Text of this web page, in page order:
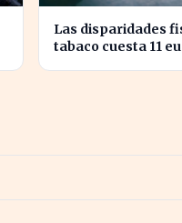
Las disparidades
tabaco cuesta 11